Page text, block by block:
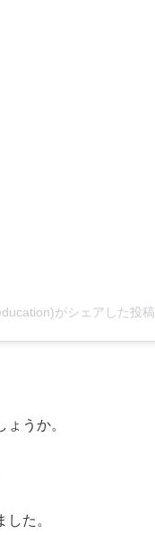
がシェアした投稿
うか。
た。